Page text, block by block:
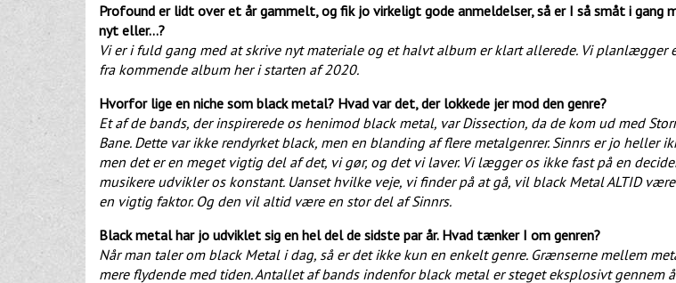
Profound er lidt over et år gammelt, og fik jo virkeligt gode anmeldelser, så er I så småt i gang
nyt eller…?
Vi er i fuld gang med at skrive nyt materiale og et halvt album er klart allerede. Vi planlægger
fra kommende album her i starten af 2020.
Hvorfor lige en niche som black metal? Hvad var det, der lokkede jer mod den genre?
Et af de bands, der inspirerede os henimod black metal, var Dissection, da de kom ud med
Bane. Dette var ikke rendyrket black, men en blanding af flere metalgenrer. Sinnrs er jo heller
men det er en meget vigtig del af det, vi gør, og det vi laver. Vi lægger os ikke fast på en
musikere udvikler os konstant. Uanset hvilke veje, vi finder på at gå, vil black Metal ALTID
en vigtig faktor. Og den vil altid være en stor del af Sinnrs.
Black metal har jo udviklet sig en hel del de sidste par år. Hvad tænker I om genren?
Når man taler om black Metal i dag, så er det ikke kun en enkelt genre. Grænserne mellem
mere flydende med tiden. Antallet af bands indenfor black metal er steget eksplosivt gennem